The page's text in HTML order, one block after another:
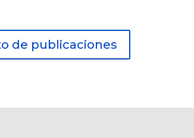
de publicaciones